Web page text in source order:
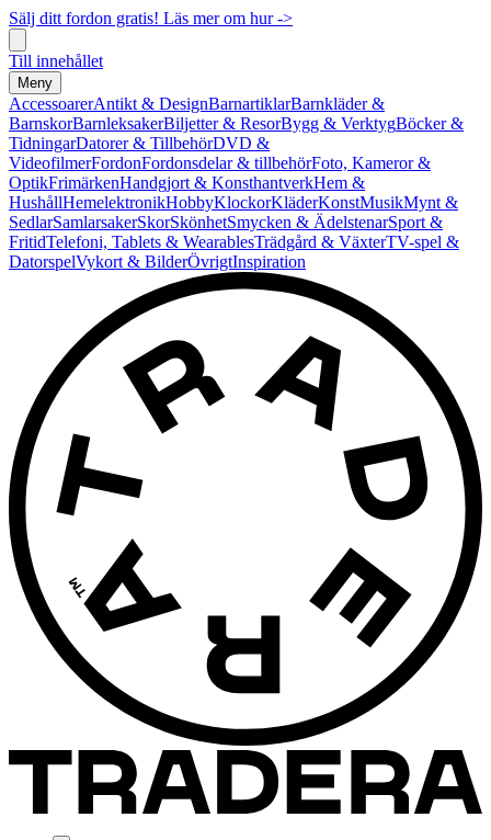
Sälj ditt fordon gratis! Läs mer om hur ->
Till innehållet
Meny
AccessoarerAntikt & DesignBarnartiklarBarnkläder &
BarnskorBarnleksakerBiljetter & ResorBygg & VerktygBöcker &
TidningarDatorer & TillbehörDVD &
VideofilmerFordonFordonsdelar & tillbehörFoto, Kameror &
OptikFrimärkenHandgjort & KonsthantverkHem &
HushållHemelektronikHobbyKlockorKläderKonstMusikMynt &
SedlarSamlarsakerSkorSkönhetSmycken & ÄdelstenarSport &
FritidTelefoni, Tablets & WearablesTrädgård & VäxterTV-spel &
DatorspelVykort & BilderÖvrigtInspiration